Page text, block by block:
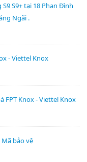
S9+ tại 18 Phan Đình
Ngãi .
- Viettel Knox
FPT Knox - Viettel Knox
Mã bảo vệ